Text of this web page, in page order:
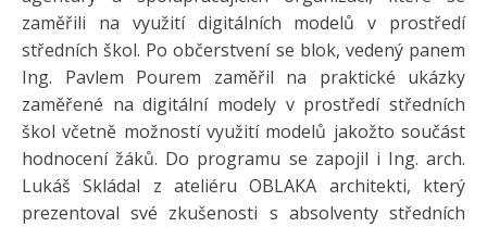
zaměřili na využití digitálních modelů v prostředí
středních škol. Po občerstvení se blok, vedený panem
Ing. Pavlem Pourem zaměřil na praktické ukázky
zaměřené na digitální modely v prostředí středních
škol včetně možností využití modelů jakožto součást
hodnocení žáků. Do programu se zapojil i Ing. arch.
Lukáš Skládal z ateliéru OBLAKA architekti, který
prezentoval své zkušenosti s absolventy středních